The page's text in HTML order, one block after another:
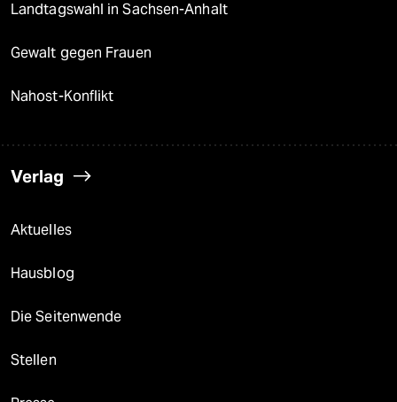
Landtagswahl in Sachsen-Anhalt
Gewalt gegen Frauen
Nahost-Konflikt
Verlag
Aktuelles
Hausblog
Die Seitenwende
Stellen